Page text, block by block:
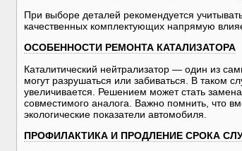
При выборе деталей рекомендуется
качественных комплектующих напрямую
ОСОБЕННОСТИ РЕМОНТА КАТАЛИЗАТОРА
Каталитический нейтрализатор — один из
могут разрушаться или забиваться. В таком
увеличивается. Решением может стать
совместимого аналога. Важно помнить, что
экологические показатели автомобиля.
ПРОФИЛАКТИКА И ПРОДЛЕНИЕ СРОКА